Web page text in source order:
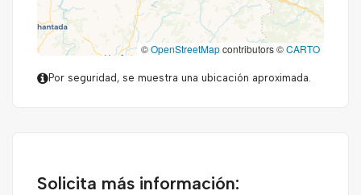
©OpenStreetMapcontributors ©CARTO
Por seguridad, se muestra una ubicación aproximada.
Solicita más información: